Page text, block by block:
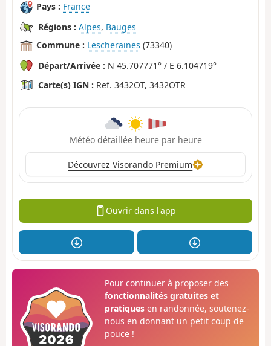
Pays : France
Régions : Alpes, Bauges
Commune : Lescheraines (73340)
Départ/Arrivée : N 45.707771° / E 6.104719°
Carte(s) IGN : Ref. 3432OT, 3432OTR
Météo détaillée heure par heure
Découvrez Visorando Premium
Ouvrir dans l'app
Pour continuer à proposer des
fonctionnalités gratuites et
pratiquesen randonnée, soutenez-
nous en donnant un petit coup de
pouce !